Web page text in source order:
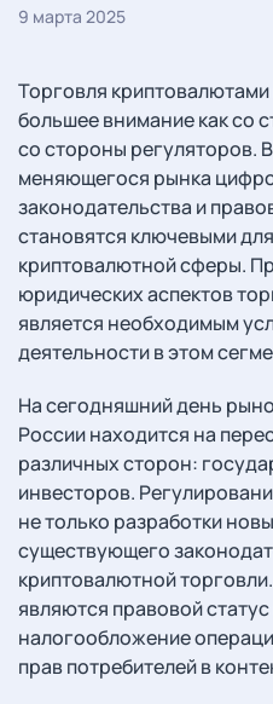
9 марта 2025
Торговля
большее внимание как со
со стороны регуляторов.
меняющегося рынка
законодательства и
становятся ключевыми
криптовалютной сферы.
юридических аспектов
является необходимым
деятельности в этом
На сегодняшний день
России находится на
различных сторон:
инвесторов.
не только разработки
существующего
криптовалютной
являются правовой
налогообложение
прав потребителей в